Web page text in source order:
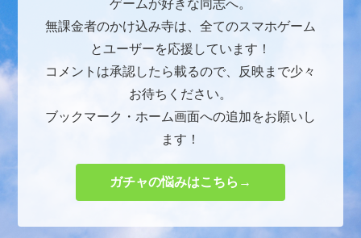
ゲームが好きな同志へ。
無課金者のかけ込み寺は、全てのスマホゲーム
とユーザーを応援しています！
コメントは承認したら載るので、反映まで少々
お待ちください。
ブックマーク・ホーム画面への追加をお願いし
ます！
ガチャの悩みはこちら→